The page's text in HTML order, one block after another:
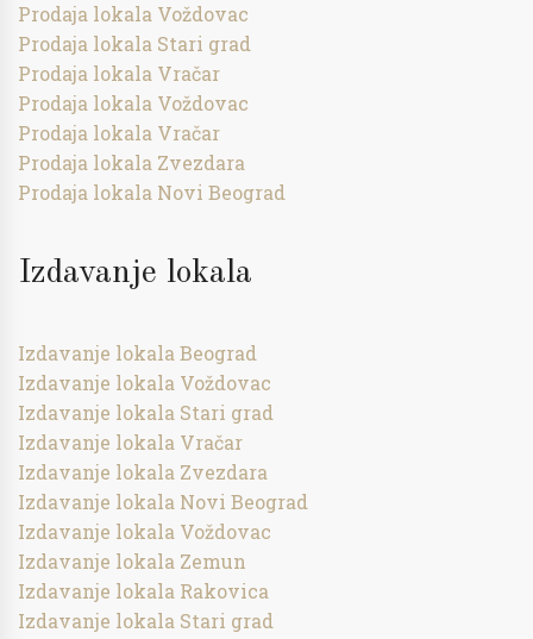
Prodaja lokala Voždovac
Prodaja lokala Stari grad
Prodaja lokala Vračar
Prodaja lokala Voždovac
Prodaja lokala Vračar
Prodaja lokala Zvezdara
Prodaja lokala Novi Beograd
Izdavanje lokala
Izdavanje lokala Beograd
Izdavanje lokala Voždovac
Izdavanje lokala Stari grad
Izdavanje lokala Vračar
Izdavanje lokala Zvezdara
Izdavanje lokala Novi Beograd
Izdavanje lokala Voždovac
Izdavanje lokala Zemun
Izdavanje lokala Rakovica
Izdavanje lokala Stari grad